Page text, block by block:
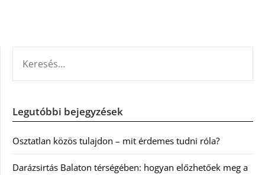
Legutóbbi bejegyzések
Osztatlan közös tulajdon – mit érdemes tudni róla?
Darázsirtás Balaton térségében: hogyan előzhetőek meg a